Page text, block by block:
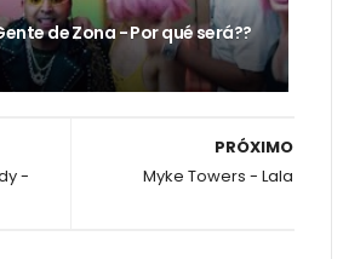
de Zona - Por qué será??
PRÓXIMO
Myke Towers - Lala
-